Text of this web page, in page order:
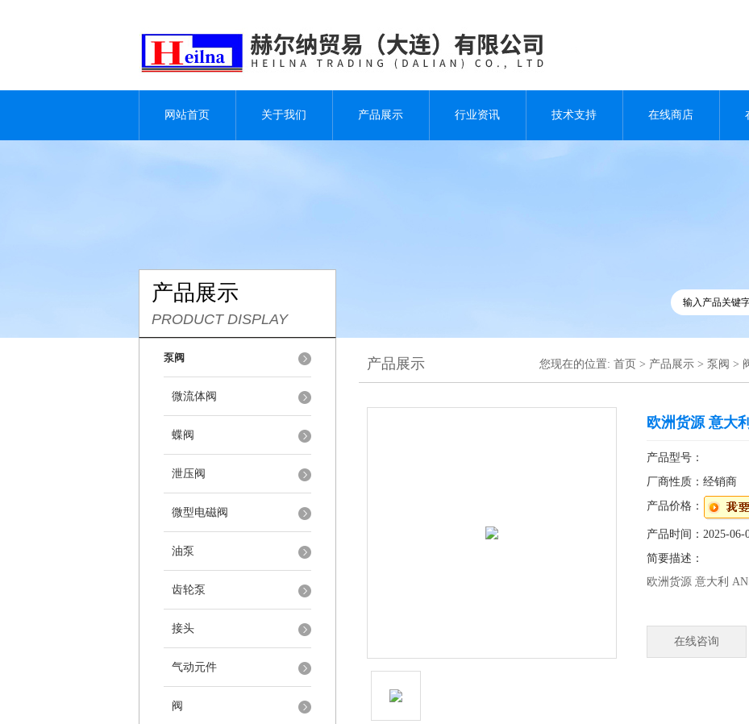
网站首页 关于我们 产品展示 行业资讯 技术支持 在线商店
产品展示
PRODUCT DISPLAY
泵阀
微流体阀
蝶阀
泄压阀
微型电磁阀
油泵
齿轮泵
接头
气动元件
阀
产品展示 您现在的位置: 首页 > 产品展示 > 泵阀 >
欧洲货源 意大
产品型号：
厂商性质：经销商
产品价格：
产品时间：2025-06-
简要描述：
欧洲货源 意大利
赫尔纳大连公司在
修服务等。
在线咨询